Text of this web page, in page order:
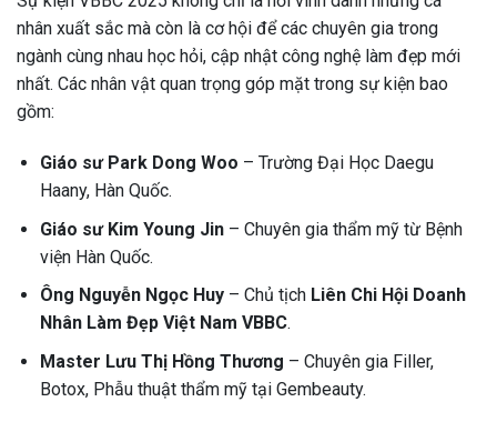
nhân xuất sắc mà còn là cơ hội để các chuyên gia trong
ngành cùng nhau học hỏi, cập nhật công nghệ làm đẹp mới
nhất. Các nhân vật quan trọng góp mặt trong sự kiện bao
gồm:
Giáo sư Park Dong Woo – Trường Đại Học Daegu
Haany, Hàn Quốc.
Giáo sư Kim Young Jin– Chuyên gia thẩm mỹ từ Bệnh
viện Hàn Quốc.
Ông Nguyễn Ngọc Huy– Chủ tịch Liên Chi Hội Doanh
Nhân Làm Đẹp Việt Nam VBBC.
Master Lưu Thị Hồng Thương – Chuyên gia Filler,
Botox, Phẫu thuật thẩm mỹ tại Gembeauty.